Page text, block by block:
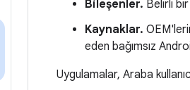
Bileşenler. Belirli
Kaynaklar.
eden bağımsız
Uygulamalar, Araba